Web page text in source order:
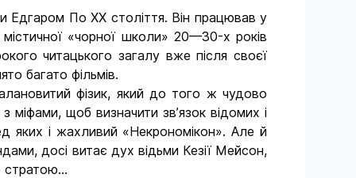
Едгаром По ХХ століття. Він працював у
«чорної школи» 20—30-х років
читацького загалу вже після своєї
багато фільмів.
фізик, який до того ж чудово
міфами, щоб визначити зв’язок відомих і
яких і жахливий «Некрономікон». Але й
досі витає дух відьми Кезії Мейсон,
своєю стратою...